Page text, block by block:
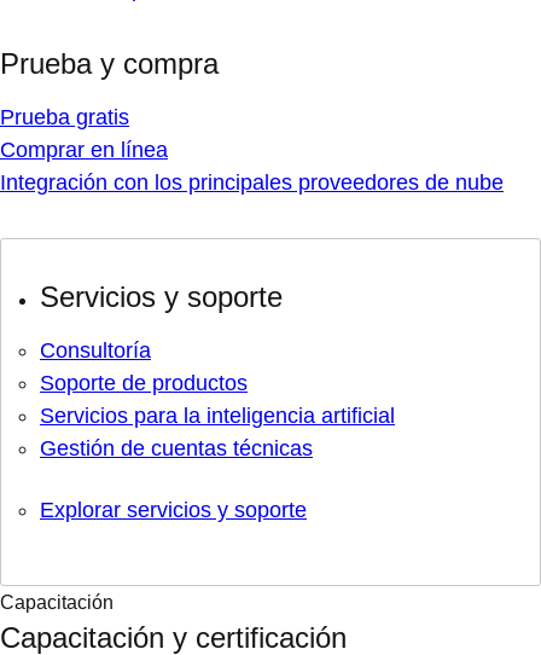
Prueba y compra
Prueba gratis
Comprar en línea
Integración con los principales proveedores de nube
Servicios y soporte
Consultoría
Soporte de productos
Servicios para la inteligencia artificial
Gestión de cuentas técnicas
Explorar servicios y soporte
Capacitación
Capacitación y certificación